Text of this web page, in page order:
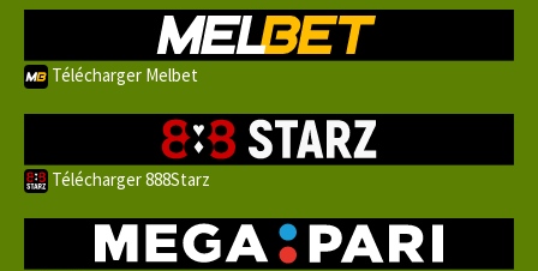
Télécharger Melbet
Télécharger 888Starz